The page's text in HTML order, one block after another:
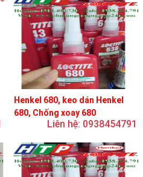
Henkel 680, keo dán Henkel
680, Chống xoay 680
Liên hệ: 0938454791